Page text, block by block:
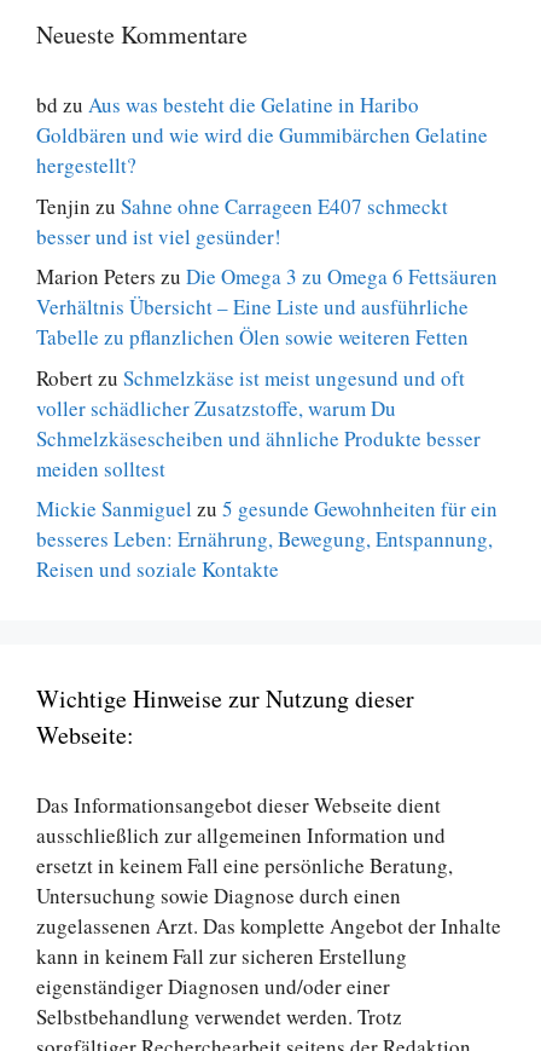
Neueste Kommentare
bd zu Aus was besteht die Gelatine in Haribo
Goldbären und wie wird die Gummibärchen Gelatine
hergestellt?
Tenjin zu Sahne ohne Carrageen E407 schmeckt
besser und ist viel gesünder!
Marion Peters zu Die Omega 3 zu Omega 6 Fettsäuren
Verhältnis Übersicht – Eine Liste und ausführliche
Tabelle zu pflanzlichen Ölen sowie weiteren Fetten
Robertzu Schmelzkäse ist meist ungesund und oft
voller schädlicher Zusatzstoffe, warum Du
Schmelzkäsescheiben und ähnliche Produkte besser
meiden solltest
Mickie Sanmiguel zu 5 gesunde Gewohnheiten für ein
besseres Leben: Ernährung, Bewegung, Entspannung,
Reisen und soziale Kontakte
Wichtige Hinweise zur Nutzung dieser
Webseite:
Das Informationsangebot dieser Webseite dient
ausschließlich zur allgemeinen Information und
ersetzt in keinem Fall eine persönliche Beratung,
Untersuchung sowie Diagnose durch einen
zugelassenen Arzt. Das komplette Angebot der Inhalte
kann in keinem Fall zur sicheren Erstellung
eigenständiger Diagnosen und/oder einer
Selbstbehandlung verwendet werden. Trotz